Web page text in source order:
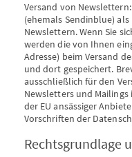
Versand von
(ehemals Sendinblue)
Newslettern. Wenn Sie
werden die von Ihnen
Adresse) beim Versand
und dort gespeichert.
ausschließlich für den
Newsletters und
der EU ansässiger
Vorschriften der
Rechtsgrundlage